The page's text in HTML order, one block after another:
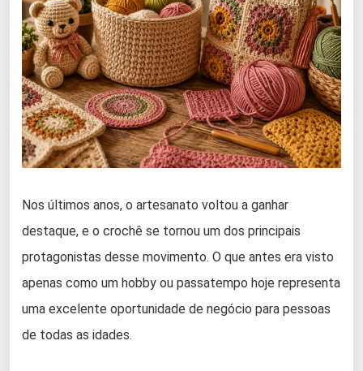
Nos últimos anos, o artesanato voltou a ganhar
destaque, e o crochê se tornou um dos principais
protagonistas desse movimento. O que antes era visto
apenas como um hobby ou passatempo hoje representa
uma excelente oportunidade de negócio para pessoas
de todas as idades.